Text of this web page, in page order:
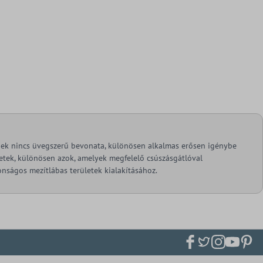
nincs üvegszerű bevonata, különösen alkalmas erősen igénybe
különösen azok, amelyek megfelelő csúszásgátlóval
mezítlábas területek kialakításához.